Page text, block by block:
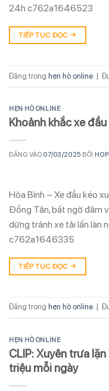
24h c762a1646523
TIẾP TỤC ĐỌC →
Đăng trong hẹn hò online |
HẸN HÒ ONLINE
Khoảnh khắc xe
ĐĂNG VÀO07/03/2025 BỞI
Hòa Bình – Xe đầu kéo
Đồng Tân, bất ngờ đâm
dừng tránh xe tải lấn làn
c762a1646335
TIẾP TỤC ĐỌC →
Đăng trong hẹn hò online
HẸN HÒ ONLINE
CLIP: Xuyên trưa
triệu mỗi ngày